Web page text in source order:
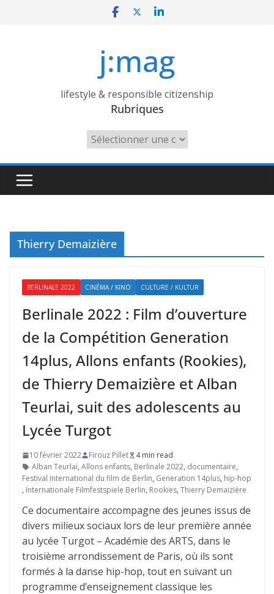
j:mag
lifestyle & responsible citizenship
Rubriques
Rubriques
Thierry Demaizière
BERLINALE 2022 CINÉMA / KINO CULTURE / KULTUR
Berlinale 2022 : Film d’ouverture
de la Compétition Generation
14plus, Allons enfants (Rookies),
de Thierry Demaizière et Alban
Teurlai, suit des adolescents au
Lycée Turgot
10 février 2022 Firouz Pillet
4 min read
Alban Teurlai, Allons enfants, Berlinale 2022, documentaire,
Festival international du film de Berlin, Generation 14plus, hip-hop
, Internationale Filmfestspiele Berlin, Rookies, Thierry Demaizière
Ce documentaire accompagne des jeunes issus de
divers milieux sociaux lors de leur première année
au lycée Turgot – Académie des ARTS, dans le
troisième arrondissement de Paris, où ils sont
formés à la danse hip-hop, tout en suivant un
programme d’enseignement classique les